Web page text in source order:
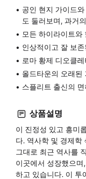
공인 현지 가이드
도 둘러보며, 과거
모든 하이라이트
인상적이고 잘 보
로마 황제 디오클
올드타운의 오래된
스플리트 출신의
상품설명
이 진정성 있고 흥미
다. 역사학 및 경제학
그대로 최근 역사를
이곳에서 성장했으
하고 있습니다. 이 투